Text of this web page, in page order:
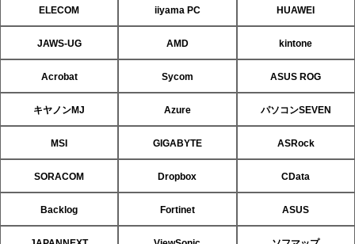
ELECOM iiyama PC HUAWEI
JAWS-UG AMD kintone
Acrobat Sycom ASUS ROG
キヤノンMJ Azure パソコンSEVEN
MSI GIGABYTE ASRock
SORACOM Dropbox CData
Backlog Fortinet ASUS